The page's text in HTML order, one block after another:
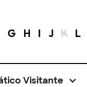
G H I J K L
Visitante